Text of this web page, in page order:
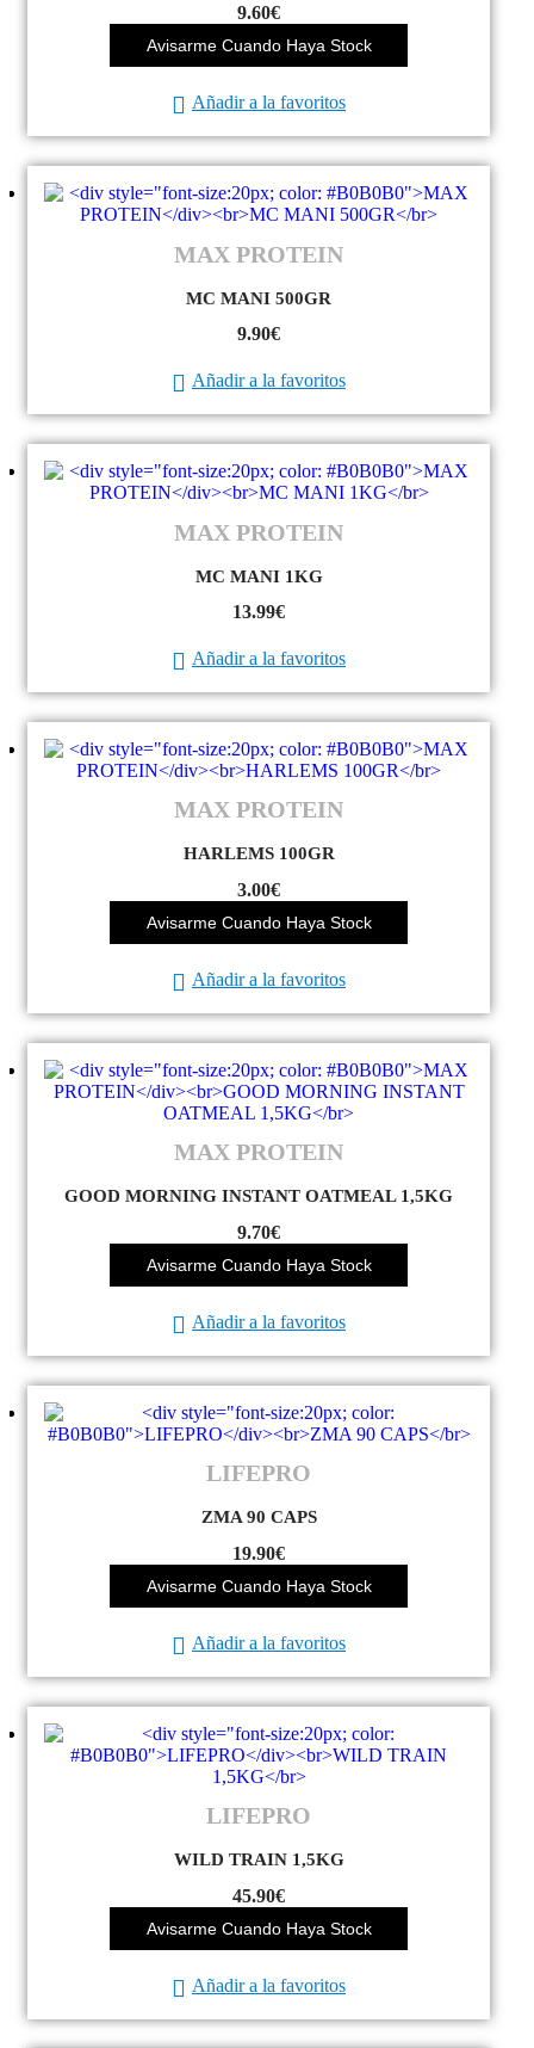
9.60€
Avisarme Cuando Haya Stock
Añadir a la favoritos
MAX PROTEIN
MC MANI 500GR
9.90€
Añadir a la favoritos
MAX PROTEIN
MC MANI 1KG
13.99€
Añadir a la favoritos
MAX PROTEIN
HARLEMS 100GR
3.00€
Avisarme Cuando Haya Stock
Añadir a la favoritos
MAX PROTEIN
GOOD MORNING INSTANT OATMEAL 1,5KG
9.70€
Avisarme Cuando Haya Stock
Añadir a la favoritos
LIFEPRO
ZMA 90 CAPS
19.90€
Avisarme Cuando Haya Stock
Añadir a la favoritos
LIFEPRO
WILD TRAIN 1,5KG
45.90€
Avisarme Cuando Haya Stock
Añadir a la favoritos